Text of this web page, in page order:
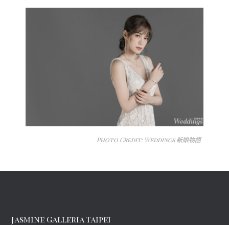
Photo Credit: Weddings 新娘物語
Jasmine Galleria Taipei